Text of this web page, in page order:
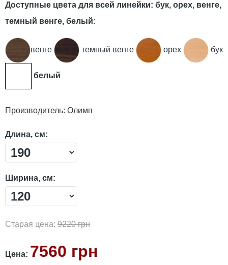
Доступные цвета для всей линейки: бук, орех, венге,
темный венге, белый:
венге темный венге орех бук
белый
Производитель: Олимп
Длина, см:
Ширина, см:
Старая цена: 9220 грн
Цена: 7560 грн